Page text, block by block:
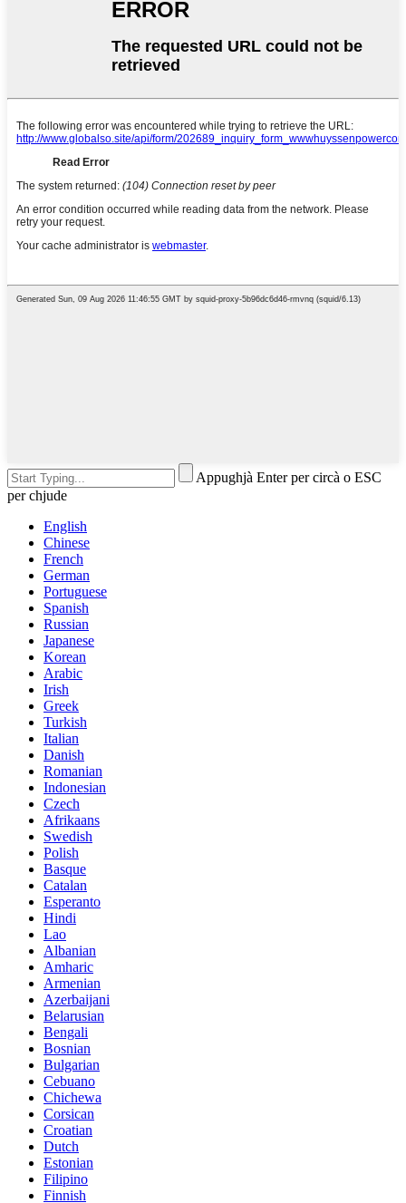
Appughjà Enter per circà o ESC
per chjude
English
Chinese
French
German
Portuguese
Spanish
Russian
Japanese
Korean
Arabic
Irish
Greek
Turkish
Italian
Danish
Romanian
Indonesian
Czech
Afrikaans
Swedish
Polish
Basque
Catalan
Esperanto
Hindi
Lao
Albanian
Amharic
Armenian
Azerbaijani
Belarusian
Bengali
Bosnian
Bulgarian
Cebuano
Chichewa
Corsican
Croatian
Dutch
Estonian
Filipino
Finnish